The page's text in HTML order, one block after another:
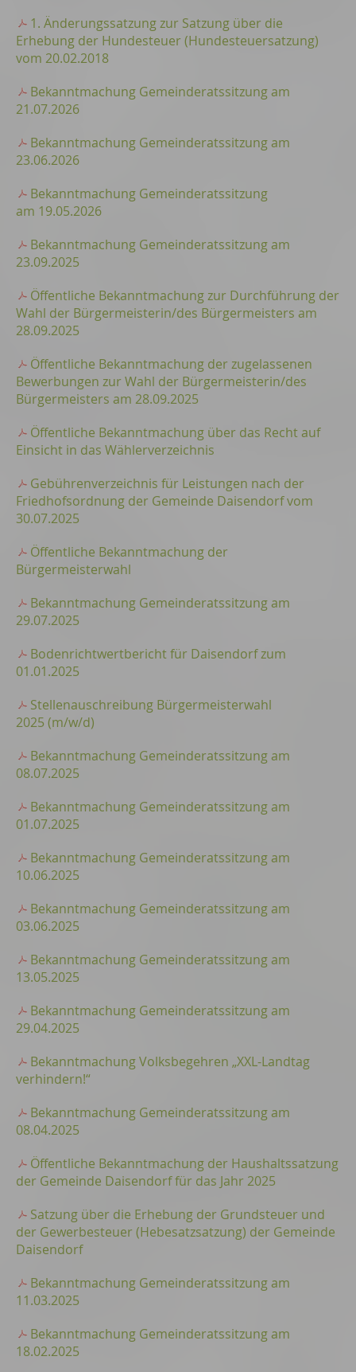
1. Änderungssatzung zur Satzung über die
Erhebung der Hundesteuer (Hundesteuersatzung)
vom 20.02.2018
Bekanntmachung Gemeinderatssitzung am
21.07.2026
Bekanntmachung Gemeinderatssitzung am
23.06.2026
Bekanntmachung Gemeinderatssitzung
am 19.05.2026
Bekanntmachung Gemeinderatssitzung am
23.09.2025
Öffentliche Bekanntmachung zur Durchführung der
Wahl der Bürgermeisterin/des Bürgermeisters am
28.09.2025
Öffentliche Bekanntmachung der zugelassenen
Bewerbungen zur Wahl der Bürgermeisterin/des
Bürgermeisters am 28.09.2025
Öffentliche Bekanntmachung über das Recht auf
Einsicht in das Wählerverzeichnis
Gebührenverzeichnis für Leistungen nach der
Friedhofsordnung der Gemeinde Daisendorf vom
30.07.2025
Öffentliche Bekanntmachung der
Bürgermeisterwahl
Bekanntmachung Gemeinderatssitzung am
29.07.2025
Bodenrichtwertbericht für Daisendorf zum
01.01.2025
Stellenauschreibung Bürgermeisterwahl
2025 (m/w/d)
Bekanntmachung Gemeinderatssitzung am
08.07.2025
Bekanntmachung Gemeinderatssitzung am
01.07.2025
Bekanntmachung Gemeinderatssitzung am
10.06.2025
Bekanntmachung Gemeinderatssitzung am
03.06.2025
Bekanntmachung Gemeinderatssitzung am
13.05.2025
Bekanntmachung Gemeinderatssitzung am
29.04.2025
Bekanntmachung Volksbegehren „XXL-Landtag
verhindern!“
Bekanntmachung Gemeinderatssitzung am
08.04.2025
Öffentliche Bekanntmachung der Haushaltssatzung
der Gemeinde Daisendorf für das Jahr 2025
Satzung über die Erhebung der Grundsteuer und
der Gewerbesteuer (Hebesatzsatzung) der Gemeinde
Daisendorf
Bekanntmachung Gemeinderatssitzung am
11.03.2025
Bekanntmachung Gemeinderatssitzung am
18.02.2025